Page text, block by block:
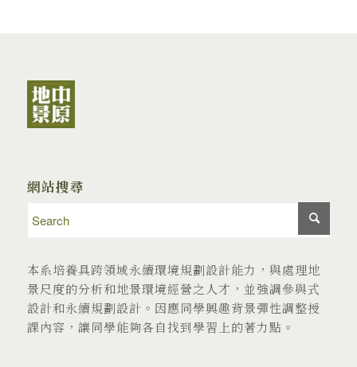
網站搜尋
本系培養具跨領域永續環境規劃設計能力，與處理地
景尺度的分析和地景環境經營之人才，並強調參與式
設計和永續規劃設計。因應同學興趣背景彈性調整授
課內容，讓同學能夠各自找到學習上的著力點。